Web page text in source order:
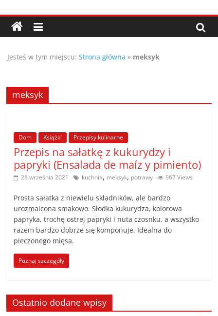
do
treści
Porady,
wskazówki
oraz
ciekawe
rady
–
poznaj
te
poradniki.
Porady
i
wskazówki
Jesteś w tym miejscu: Strona główna » meksyk
meksyk
Dom Książki Przepisy kulinarne
Przepis na sałatkę z kukurydzy i
papryki (Ensalada de maíz y pimiento)
28 września 2021 kuchnia, meksyk, potrawy 967 Views
Prosta sałatka z niewielu składników, ale bardzo
urozmaicona smakowo. Słodka kukurydza, kolorowa
papryka, trochę ostrej papryki i nuta czosnku, a wszystko
razem bardzo dobrze się komponuje. Idealna do
pieczonego mięsa.
Poznaj szczegóły
Ostatnio dodane wpisy